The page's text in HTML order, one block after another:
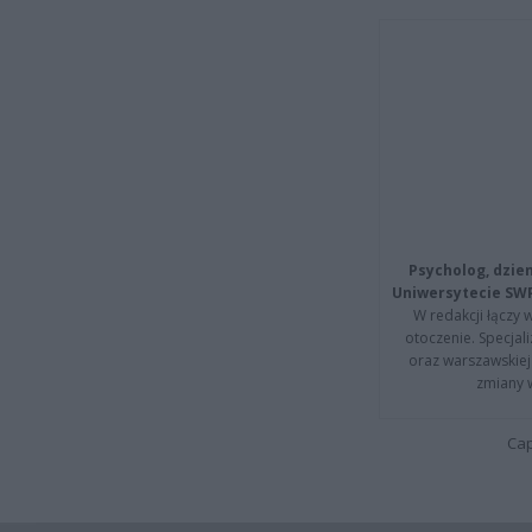
Psycholog,
Uniwersytecie
W redakcji łączy
otoczenie.
oraz
zmiany